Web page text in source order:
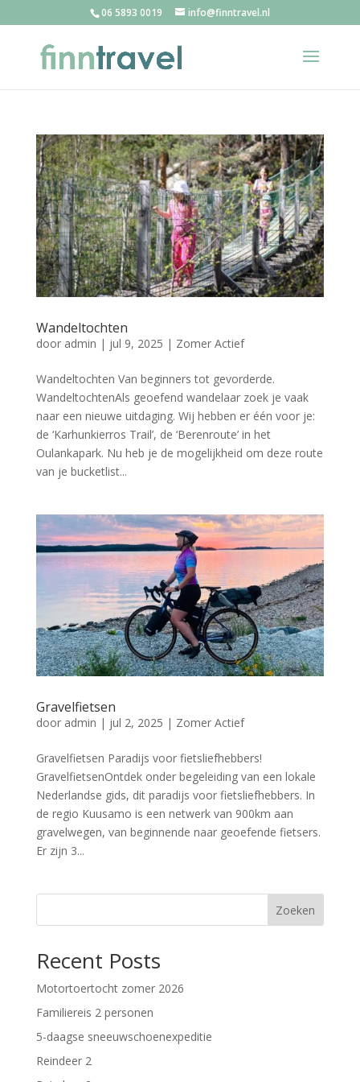
06 5893 0019 info@finntravel.nl
Wandeltochten
door admin | jul 9, 2025 | Zomer Actief
Wandeltochten Van beginners tot gevorderde.
WandeltochtenAls geoefend wandelaar zoek je vaak
naar een nieuwe uitdaging. Wij hebben er één voor je:
de ‘Karhunkierros Trail’, de ‘Berenroute’ in het
Oulankapark. Nu heb je de mogelijkheid om deze route
van je bucketlist...
Gravelfietsen
door admin | jul 2, 2025 | Zomer Actief
Gravelfietsen Paradijs voor fietsliefhebbers!
GravelfietsenOntdek onder begeleiding van een lokale
Nederlandse gids, dit paradijs voor fietsliefhebbers. In
de regio Kuusamo is een netwerk van 900km aan
gravelwegen, van beginnende naar geoefende fietsers.
Er zijn 3...
Zoeken
Recent Posts
Motortoertocht zomer 2026
Familiereis 2 personen
5-daagse sneeuwschoenexpeditie
Reindeer 2